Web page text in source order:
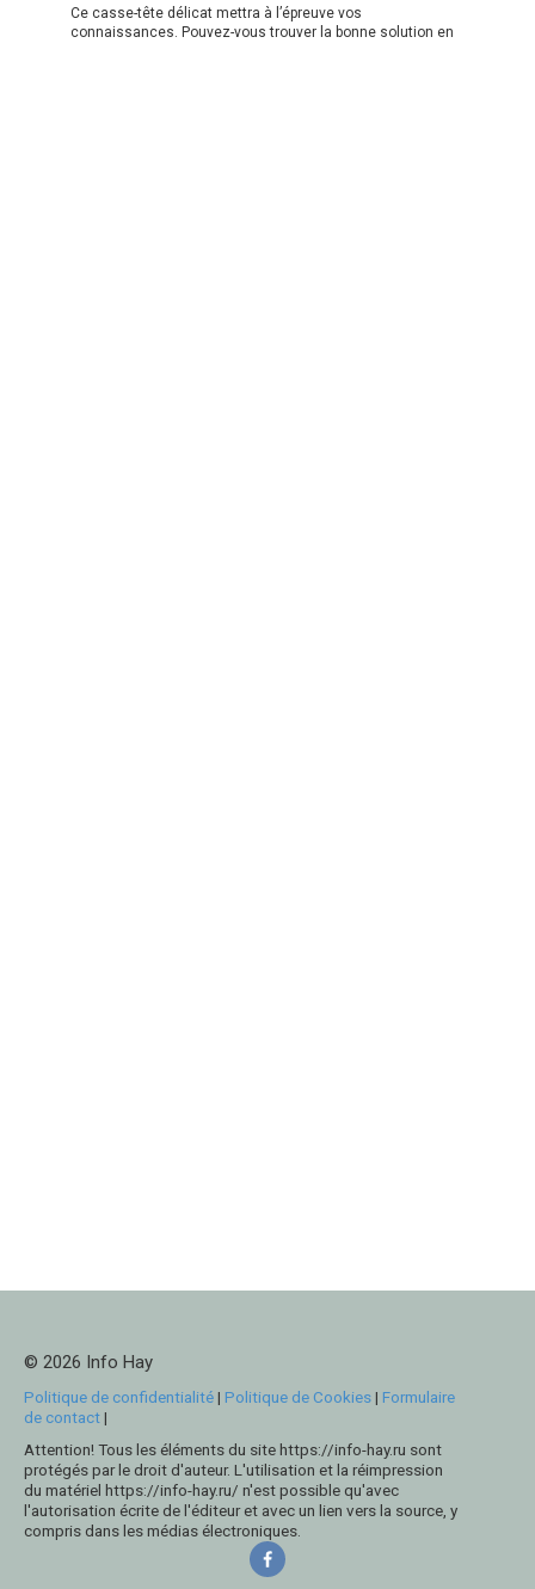
Ce casse-tête délicat mettra à l’épreuve vos
connaissances. Pouvez-vous trouver la bonne solution en
© 2026 Info Hay
Politique de confidentialité| Politique de Cookies| Formulaire
de contact|
Attention! Tous les éléments du site https://info-hay.ru sont
protégés par le droit d'auteur. L'utilisation et la réimpression
du matériel https://info-hay.ru/ n'est possible qu'avec
l'autorisation écrite de l'éditeur et avec un lien vers la source, y
compris dans les médias électroniques.